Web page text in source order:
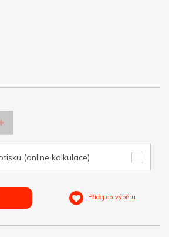
(online kalkulace)
Přidej do výběru